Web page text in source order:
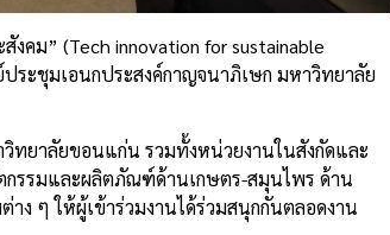
คม” (Tech innovation for sustainable
ระชุมเอนกประสงค์กาญจนาภิเษก มหาวิทยาลัย
ทยาลัยขอนแก่น รวมทั้งหน่วยงานในสังกัดและ
กรรมและผลิตภัณฑ์ด้านเกษตร-สมุนไพร ด้าน
ง ๆ ให้ผู้เข้าร่วมงานได้ร่วมสนุกกันตลอดงาน